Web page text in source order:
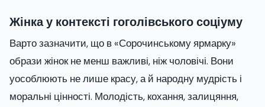
Жінка у контексті гоголівського соціуму
Варто зазначити, що в «Сорочинському ярмарку»
образи жінок не менш важливі, ніж чоловічі. Вони
уособлюють не лише красу, а й народну мудрість і
моральні цінності. Молодість, кохання, залицяння,